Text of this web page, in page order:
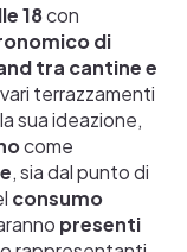
18con
di
tra cantine e
terrazzamenti
sua ideazione,
come
, sia dal punto di
consumo
presenti